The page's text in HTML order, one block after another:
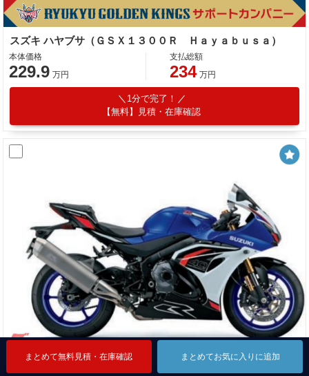
まとめて無料見積・在庫確認 まとめてお気に入りに追加
まとめて無料見積・在庫確認 まとめてお気に入りに追加
スズキ ハヤブサ（ＧＳＸ１３００Ｒ Ｈａｙａｂｕｓａ）
本体価格
229.9 万円
支払総額
234 万円
1分で完了！
【無料】見積・在庫確認
まとめて無料見積・在庫確認 まとめてお気に入りに追加